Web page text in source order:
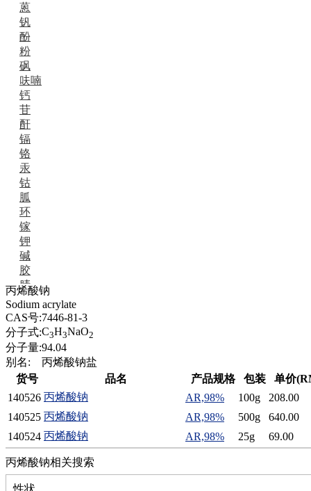
蒽
钒
酚
粉
砜
呋喃
钙
苷
酐
镉
铬
汞
钴
胍
环
镓
钾
碱
胶
腈
精
肼
醌
蜡
锂
啉
磷
膦
硫
铝
氯
镁
锰
丙烯酸钠
Sodium acrylate
CAS号:7446-81-3
分子式:C3H3NaO2
分子量:94.04
别名:
丙烯酸钠盐
货号
品名 产品规格 包装
单价
140526 丙烯酸钠 AR,98% 100g
208.00
140525 丙烯酸钠 AR,98% 500g
640.00
140524 丙烯酸钠 AR,98% 25g 69.00
性状
丙烯酸钠相关搜索